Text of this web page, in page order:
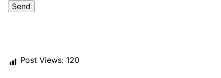
Post Views: 120